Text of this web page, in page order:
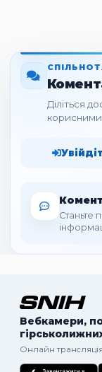
Діліться
Станьте
Вебкамери,
Онлайн